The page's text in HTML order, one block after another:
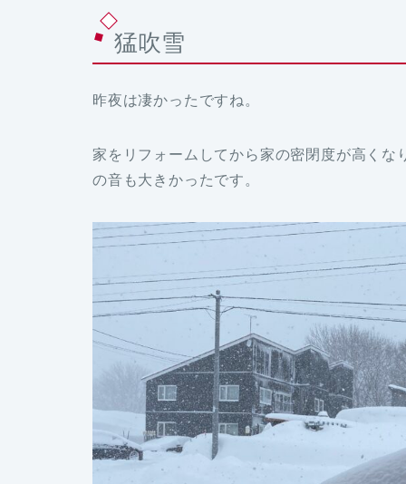
猛吹雪
昨夜は凄かったですね。
家をリフォームしてから家の密閉度が高く
の音も大きかったです。